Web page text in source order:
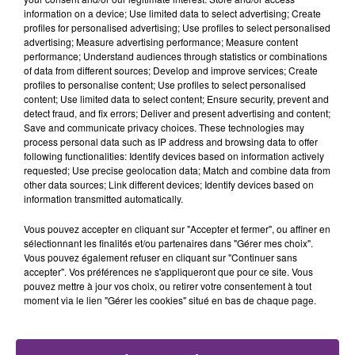
LA CENTRALE NUCLÉAIRE DE CHOOZ
TOUJOURS À L'ARRÊT
Cela fait déjà une semaine que la centrale
nucléaire ardennaise est à l'arrêt. Une situation
justifiée par la sécheresse intense qui est toujours
présente.
LE MAGASIN JOUÉCLUB DE REIMS FERME
SES PORTES
rémois. Le magasin JouéClub est contraint de
information on a device; Use limited data to select advertising; Create
profiles for personalised advertising; Use profiles to select personalised
advertising; Measure advertising performance; Measure content
performance; Understand audiences through statistics or combinations
of data from different sources; Develop and improve services; Create
profiles to personalise content; Use profiles to select personalised
content; Use limited data to select content; Ensure security, prevent and
detect fraud, and fix errors; Deliver and present advertising and content;
Save and communicate privacy choices. These technologies may
process personal data such as IP address and browsing data to offer
following functionalities: Identify devices based on information actively
requested; Use precise geolocation data; Match and combine data from
other data sources; Link different devices; Identify devices based on
information transmitted automatically.
Vous pouvez accepter en cliquant sur "Accepter et fermer", ou affiner en
sélectionnant les finalités et/ou partenaires dans "Gérer mes choix".
Vous pouvez également refuser en cliquant sur "Continuer sans
accepter". Vos préférences ne s'appliqueront que pour ce site. Vous
pouvez mettre à jour vos choix, ou retirer votre consentement à tout
moment via le lien "Gérer les cookies" situé en bas de chaque page.